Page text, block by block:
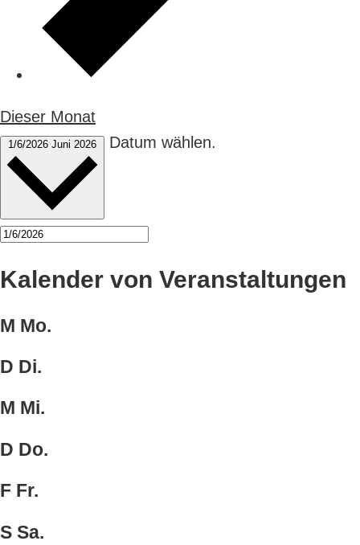
Dieser Monat
1/6/2026 Juni 2026 Datum wählen.
Kalender von Veranstaltungen
M Mo.
D Di.
M Mi.
D Do.
F Fr.
S Sa.